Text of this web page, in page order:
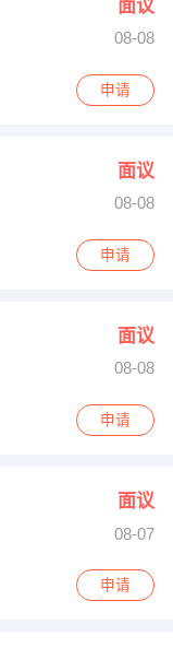
面议
08-08
火炬时代A区9楼
申请
面议
08-08
申请
面议
08-08
2号线洪河站）申请
面议
08-07
申请